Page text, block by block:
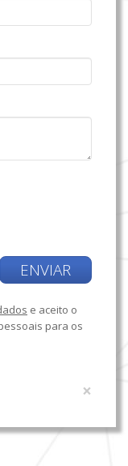
ENVIAR
e aceito o
para os
×